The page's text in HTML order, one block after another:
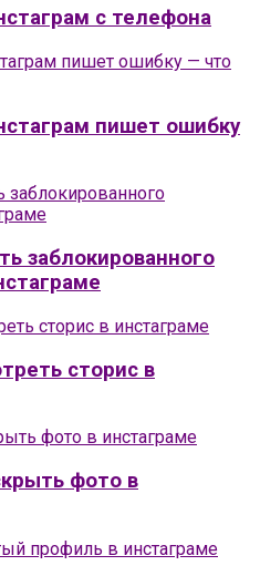
с телефона
пишет ошибку
заблокированного
сторис в
фото в